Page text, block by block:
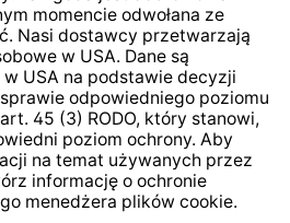
podatek VAT pluskoszty